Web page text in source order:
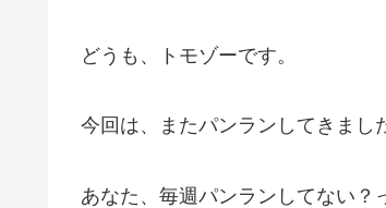
どうも、トモゾーです。
今回は、またパンランしてきまし
あなた、毎週パンランしてない？